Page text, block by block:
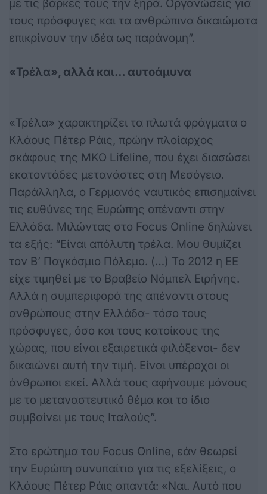
με τις βάρκες τους την ξηρά. Οργανώσεις για
τους πρόσφυγες και τα ανθρώπινα δικαιώματα
επικρίνουν την ιδέα ως παράνομη”.
«Τρέλα», αλλά και… αυτοάμυνα
«Τρέλα» χαρακτηρίζει τα πλωτά φράγματα ο
Κλάους Πέτερ Ράις, πρώην πλοίαρχος
σκάφους της ΜΚΟ Lifeline, που έχει διασώσει
εκατοντάδες μετανάστες στη Μεσόγειο.
Παράλληλα, ο Γερμανός ναυτικός επισημαίνει
τις ευθύνες της Ευρώπης απέναντι στην
Ελλάδα. Μιλώντας στο Focus Online δηλώνει
τα εξής: “Είναι απόλυτη τρέλα. Μου θυμίζει
τον Β’ Παγκόσμιο Πόλεμο. (…) Το 2012 η ΕΕ
είχε τιμηθεί με το Βραβείο Νόμπελ Ειρήνης.
Αλλά η συμπεριφορά της απέναντι στους
ανθρώπους στην Ελλάδα- τόσο τους
πρόσφυγες, όσο και τους κατοίκους της
χώρας, που είναι εξαιρετικά φιλόξενοι- δεν
δικαιώνει αυτή την τιμή. Είναι υπέροχοι οι
άνθρωποι εκεί. Αλλά τους αφήνουμε μόνους
με το μεταναστευτικό θέμα και το ίδιο
συμβαίνει με τους Ιταλούς”.
Στο ερώτημα του Focus Online, εάν θεωρεί
την Ευρώπη συνυπαίτια για τις εξελίξεις, ο
Κλάους Πέτερ Ράις απαντά: «Ναι. Αυτό που